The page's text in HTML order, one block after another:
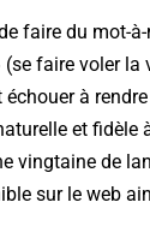
faire du mot-
faire voler la
à
et fidèle
vingtaine de
sur le web